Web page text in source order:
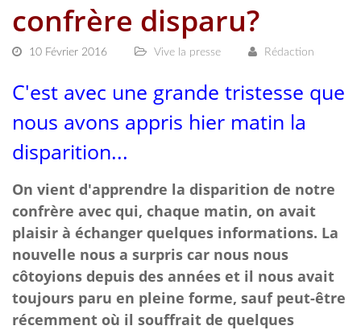
confrère disparu?
10 Février 2016 Vive la presse Rédaction
C'est avec une grande tristesse que
nous avons appris hier matin la
disparition...
On vient d'apprendre la disparition de notre
confrère avec qui, chaque matin, on avait
plaisir à échanger quelques informations. La
nouvelle nous a surpris car nous nous
côtoyions depuis des années et il nous avait
toujours paru en pleine forme, sauf peut-être
récemment où il souffrait de quelques